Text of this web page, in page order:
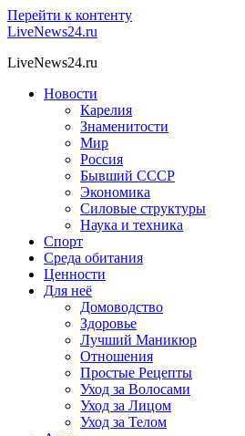
Перейти к контенту
LiveNews24.ru
LiveNews24.ru
Новости
Карелия
Знаменитости
Мир
Россия
Бывший СССР
Экономика
Силовые структуры
Наука и техника
Спорт
Среда обитания
Ценности
Для неё
Домоводство
Здоровье
Лучший Маникюр
Отношения
Простые Рецепты
Уход за Волосами
Уход за Лицом
Уход за Телом